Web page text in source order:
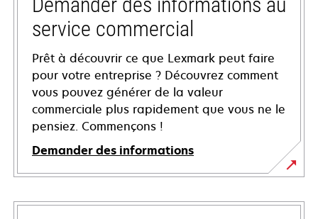
service commercial
Prêt à découvrir ce que Lexmark peut faire
pour votre entreprise ? Découvrez comment
vous pouvez générer de la valeur
commerciale plus rapidement que vous ne le
pensiez. Commençons !
Demander des informations